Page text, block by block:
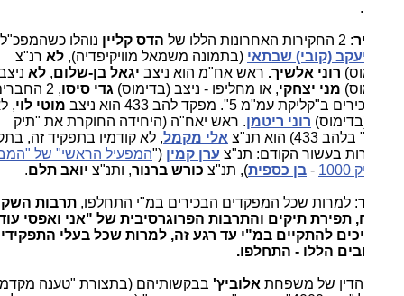
הדס קלייןנוהלו כשהמפכ"ל הוא
(קובי) שבתאי(בתמונה משמאל מוויקיפדיה),לארנ"צ
רוני אלשיך.ראש אח"מ הוא ניצביגאל בן-שלום,לאניצב
מני יצחקי , או מחליפו - ניצב (בדימוס)גדי סיסו
, 2 החברים
ב"קליקת עמ"מ 5". מפקד להב 433 הוא ניצב
מוטי לוי, לא
רוני ריטמן . ראש יאח"ה (היחידה החוקרת את "תיק
אלי מקמל , לא קודמיו בתפקיד זה, בתקופת
בעשור הקודם: תנ"צערן קמין("המפעיל הראשי" של "המבוע"
- בן כספית), תנ"צכורש ברנור , ותנ"צ יואב תלם.
: למרות שכל המפקדים הבכירים במ"י התחלפו,תרבות השקר,
תפירת תיקים והתרבות הפרוגרסיבית של "אני ואפסי עוד",
להתקיים במ"י עד רגע זה, למרות שכל בעלי התפקידים
הללו - התחלפו.
הדין של משפחתאלוביץ'בבקשותיהם (בתצורת "טענה מקדמית")